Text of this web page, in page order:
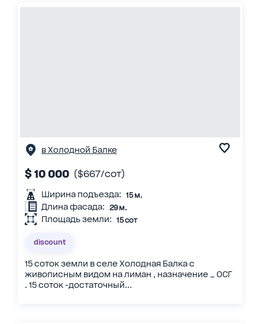
в Холодной Балке
$ 10 000 ($667/сот)
Ширина подъезда: 15 м.
Длина фасада: 29 м.
Площадь земли: 15 сот
discount
15 соток земли в селе Холодная Балка с
живописным видом на лиман , назначение _ ОСГ
. 15 соток -достаточный...